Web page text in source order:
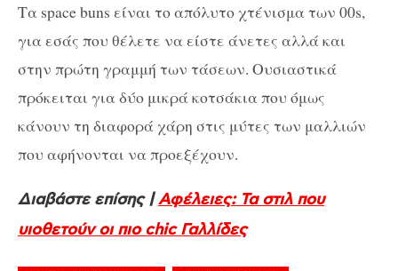
Τα space buns είναι το απόλυτο χτένισμα των 00s,
για εσάς που θέλετε να είστε άνετες αλλά και
στην πρώτη γραμμή των τάσεων. Ουσιαστικά
πρόκειται για δύο μικρά κοτσάκια που όμως
κάνουν τη διαφορά χάρη στις μύτες των μαλλιών
που αφήνονται να προεξέχουν.
Διαβάστε επίσης |Αφέλειες: Τα στιλ που
υιοθετούν οι πιο chic Γαλλίδες